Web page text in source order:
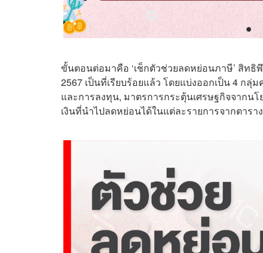
ขั้นตอนต่อมาคือ ‘เช็กตัวช่วยลดหย่อนภาษี’ สิท
2567 เป็นที่เรียบร้อยแล้ว โดยแบ่งออกเป็น 4 ก
และการลงทุน, มาตรการกระตุ้นเศรษฐกิจจากน
เงินที่นำไปลดหย่อนได้ในแต่ละรายการจากตารา